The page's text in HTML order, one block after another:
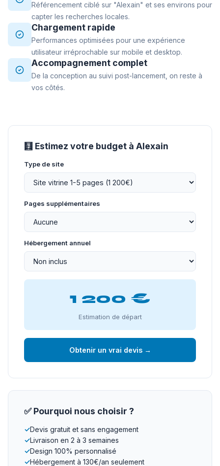
Référencement ciblé sur "Alexain" et ses environs pour
capter les recherches locales.
Chargement rapide
Performances optimisées pour une expérience
utilisateur irréprochable sur mobile et desktop.
Accompagnement complet
De la conception au suivi post-lancement, on reste à
vos côtés.
🧮 Estimez votre budget à Alexain
Type de site
Pages supplémentaires
Hébergement annuel
1 200 €
Estimation de départ
Obtenir un vrai devis →
✅ Pourquoi nous choisir ?
✓Devis gratuit et sans engagement
✓Livraison en 2 à 3 semaines
✓Design 100% personnalisé
✓Hébergement à 130€/an seulement